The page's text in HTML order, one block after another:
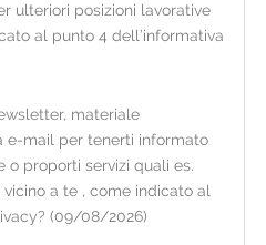
definita 'organizzazione') in
è tenuta a fornire
l'utilizzo dei dati
filiali il cui elenco
sul sito internet
ulteriori posizioni lavorative
al punto 4 dell’informativa
materiale
e-mail per tenerti informato
o proporti servizi quali es.
a te , come indicato al
(09/08/2026)